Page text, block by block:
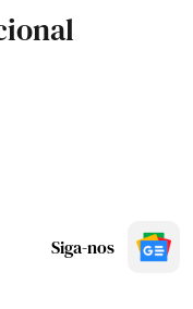
Siga-nos